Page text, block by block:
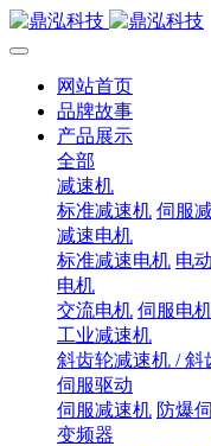
网站首页
品牌故事
产品展示
全部
减速机
标准减速机 伺服
减速电机
标准减速电机 电
电机
交流电机 伺服电
工业减速机
斜齿轮减速机 /
伺服驱动
伺服减速机 防爆
变频器